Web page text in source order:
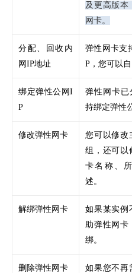
及更高版本
网卡。
分配、回收内
网IP地址
弹性网卡支
P，您可以
绑定弹性公网I
P
弹性网卡已
持绑定弹性
修改弹性网卡
您可以修改
组，还可以
卡名称、
述。
解绑弹性网卡
如果某实例
助弹性网卡
绑。
删除弹性网卡
如果您不再